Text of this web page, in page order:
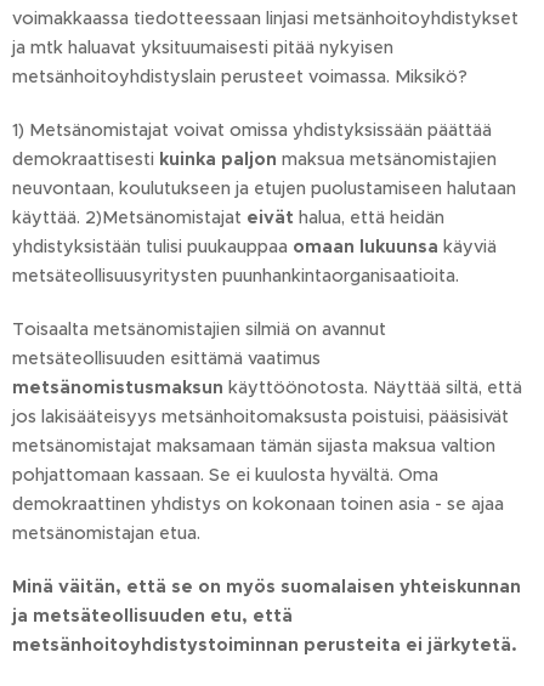
voimakkaassa tiedotteessaan linjasi metsänhoitoyhdistykset
ja mtk haluavat yksituumaisesti pitää nykyisen
metsänhoitoyhdistyslain perusteet voimassa. Miksikö?
1) Metsänomistajat voivat omissa yhdistyksissään päättää
demokraattisesti kuinka paljon maksua metsänomistajien
neuvontaan, koulutukseen ja etujen puolustamiseen halutaan
käyttää. 2)Metsänomistajat eivät halua, että heidän
yhdistyksistään tulisi puukauppaa omaan lukuunsa käyviä
metsäteollisuusyritysten puunhankintaorganisaatioita.
Toisaalta metsänomistajien silmiä on avannut
metsäteollisuuden esittämä vaatimus
metsänomistusmaksun käyttöönotosta. Näyttää siltä, että
jos lakisääteisyys metsänhoitomaksusta poistuisi, pääsisivät
metsänomistajat maksamaan tämän sijasta maksua valtion
pohjattomaan kassaan. Se ei kuulosta hyvältä. Oma
demokraattinen yhdistys on kokonaan toinen asia - se ajaa
metsänomistajan etua.
Minä väitän, että se on myös suomalaisen yhteiskunnan
ja metsäteollisuuden etu, että
metsänhoitoyhdistystoiminnan perusteita ei järkytetä.